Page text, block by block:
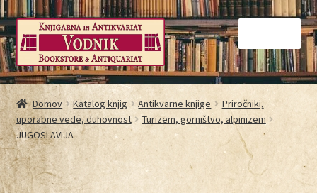
Domov
Galerija
Kontakt
Domov Katalog knjig Antikvarne knjige
Priročniki,
uporabne vede, duhovnost
Turizem, gorništvo, alpinizem
JUGOSLAVIJA